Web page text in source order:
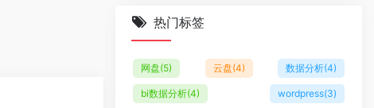
热门标签
网盘(5) 云盘(4) 数据分析(4)
bi数据分析(4) wordpress(3)